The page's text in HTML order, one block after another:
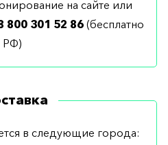
на сайте или
800 301 52 86(бесплатно
РФ)
в следующие города: